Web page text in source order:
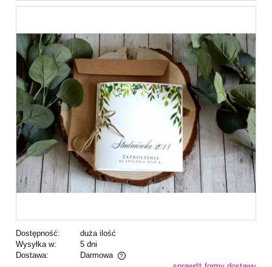
Dostępność:
duża ilość
Wysyłka w:
5 dni
Dostawa:
Darmowa